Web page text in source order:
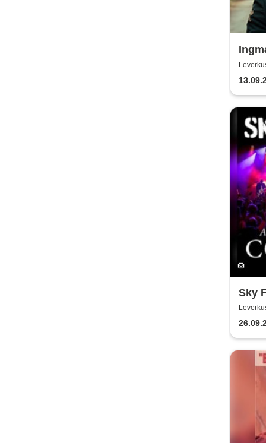
Sky